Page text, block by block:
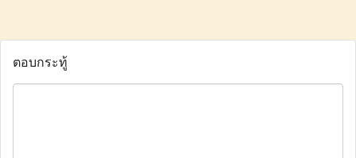
ตอบกระทู้